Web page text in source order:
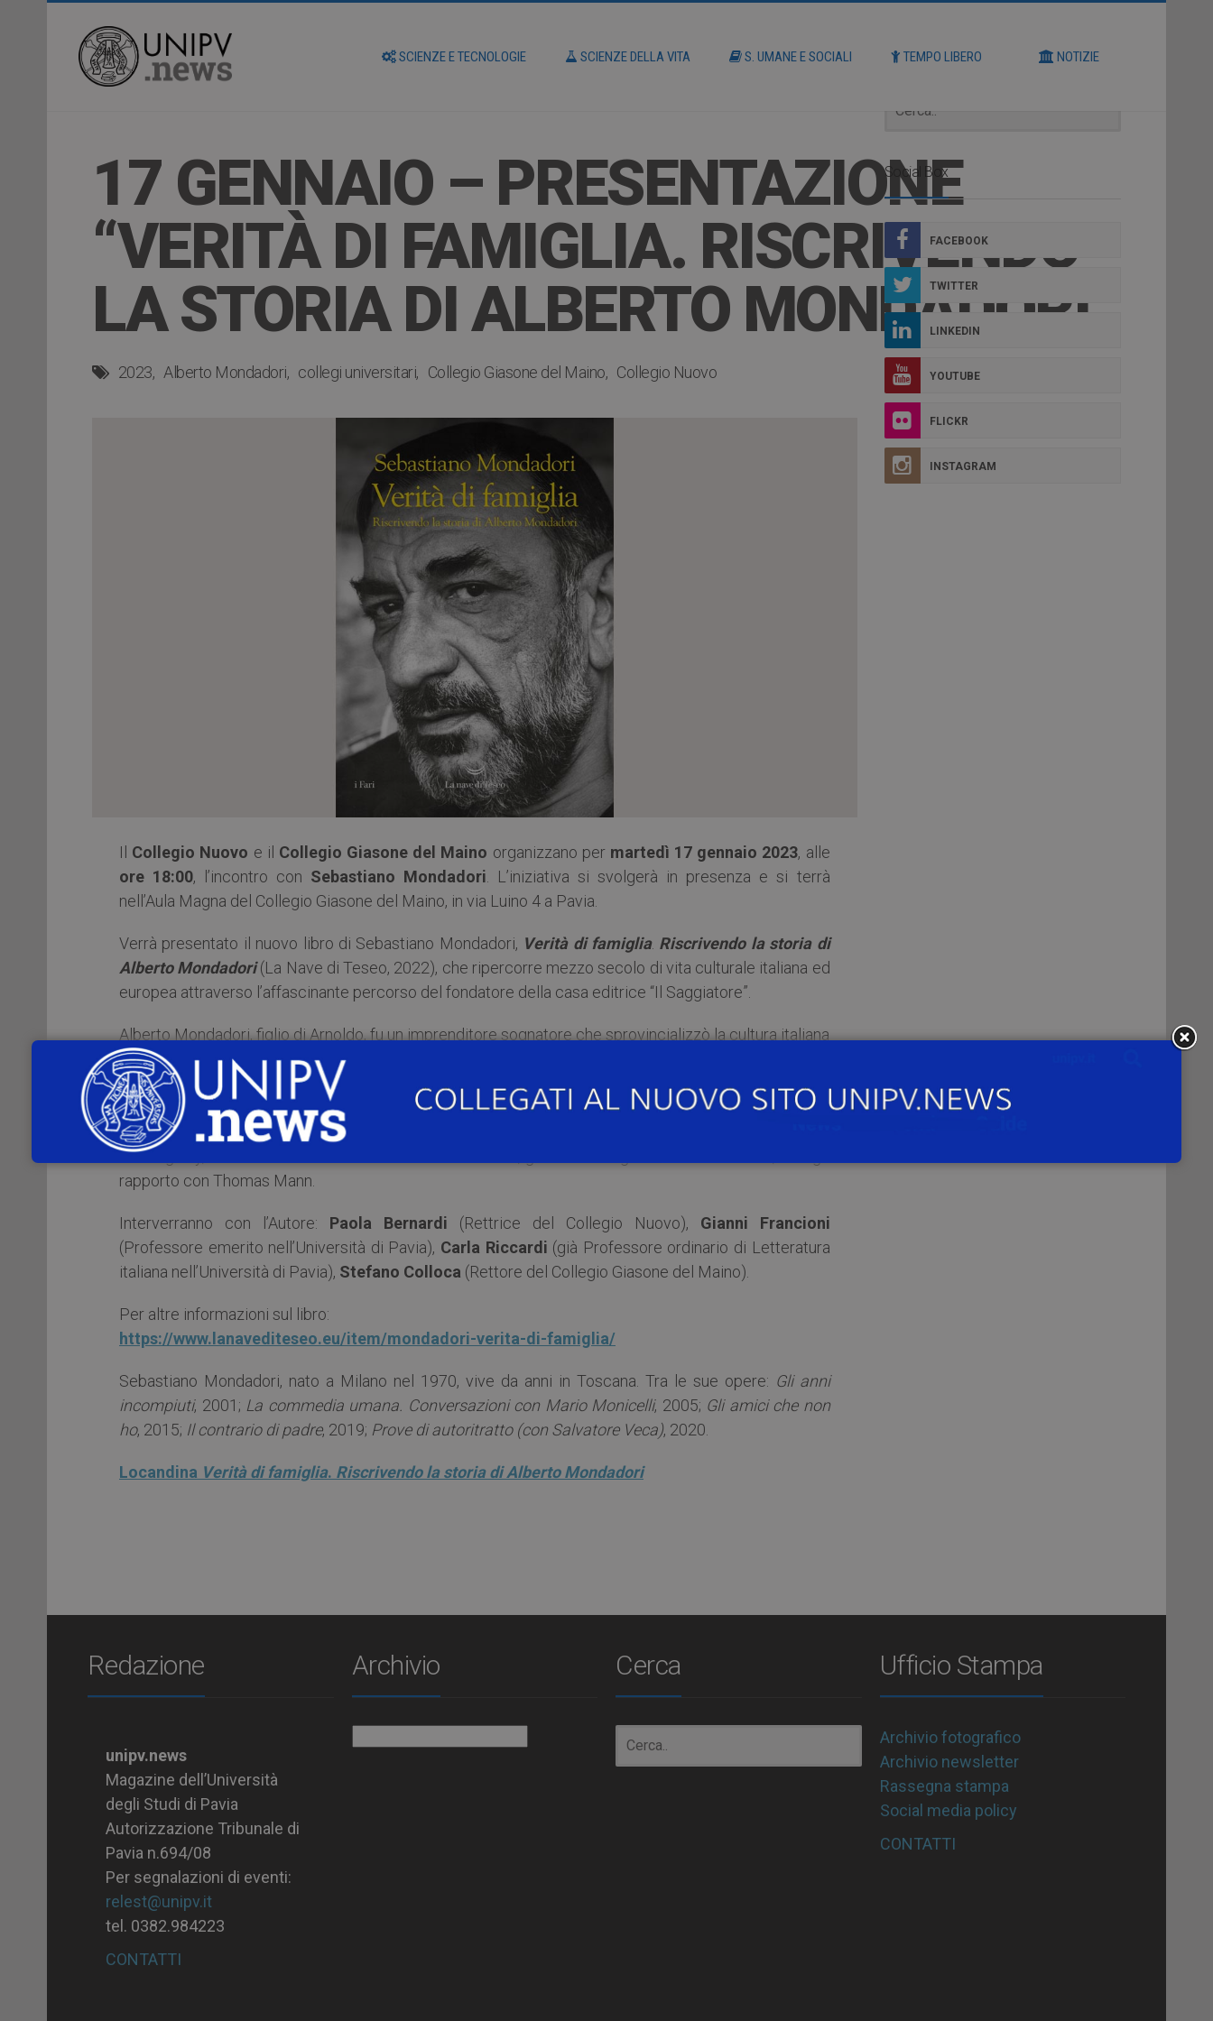
SCIENZE E TECNOLOGIE SCIENZE DELLA VITA S. UMANE E SOCIALI TEMPO LIBERO NOTIZIE
17 GENNAIO – PRESENTAZIONE
“VERITÀ DI FAMIGLIA. RISCRIVENDO
LA STORIA DI ALBERTO MONDADORI”
2023 Alberto Mondadori collegi universitari Collegio Giasone del Maino Collegio Nuovo
Il Collegio Nuovo e il Collegio Giasone del Maino organizzano per martedì 17 gennaio 2023, alle
ore 18:00, l’incontro con Sebastiano Mondadori . L’iniziativa si svolgerà in presenza e si terrà
nell’Aula Magna del Collegio Giasone del Maino, in via Luino 4 a Pavia.
Verrà presentato il nuovo libro di Sebastiano Mondadori, Verità di famiglia. Riscrivendo la storia di
Alberto Mondadori(La Nave di Teseo, 2022), che ripercorre mezzo secolo di vita culturale italiana ed
europea attraverso l’affascinante percorso del fondatore della casa editrice “Il Saggiatore”.
Alberto Mondadori, figlio di Arnoldo, fu un imprenditore sognatore che sprovincializzò la cultura italiana
e un uomo bigger than life , con un’esistenza divorata da passioni, intuizioni geniali, intense amicizie,
scommesse impossibili, sconfitte, tradimenti improvvisi. Sebastiano Mondadori, anche attraverso
lettere inedite, aneddoti e documenti, ripercorre l’avvincente storia del nonno, raccontandone
l’avventura giovanile nel cinema con il cugino Mario Monicelli, la vacanza a Cortina con Ernest
Hemingway, le serate con Orson Welles e Jack Kerouac, gli incontri segreti con Elio Vittorini, il lungo
rapporto con Thomas Mann.
Interverranno con l’Autore: Paola Bernardi (Rettrice del Collegio Nuovo), Gianni Francioni
(Professore emerito nell’Università di Pavia), Carla Riccardi (già Professore ordinario di Letteratura
italiana nell’Università di Pavia), Stefano Colloca (Rettore del Collegio Giasone del Maino).
Per altre informazioni sul libro:
https://www.lanavediteseo.eu/item/mondadori-verita-di-famiglia/
Sebastiano Mondadori, nato a Milano nel 1970, vive da anni in Toscana. Tra le sue opere: Gli anni
incompiuti, 2001; La commedia umana. Conversazioni con Mario Monicelli, 2005; Gli amici che non
ho, 2015; Il contrario di padre, 2019; Prove di autoritratto (con Salvatore Veca), 2020.
Locandina Verità di famiglia. Riscrivendo la storia di Alberto Mondadori
Social Box
FACEBOOK
TWITTER
LINKEDIN
YOUTUBE
FLICKR
INSTAGRAM
Redazione
unipv.news
Magazine dell’Università
degli Studi di Pavia
Autorizzazione Tribunale di
Pavia n.694/08
Per segnalazioni di eventi:
relest@unipv.it
tel. 0382.984223
CONTATTI
Archivio Cerca Ufficio Stampa
Archivio fotografico
Archivio newsletter
Rassegna stampa
Social media policy
CONTATTI